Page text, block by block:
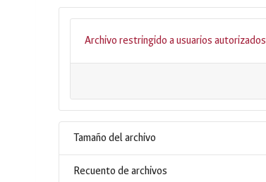
Archivo restringido a usuarios autorizados
Tamaño del archivo
Recuento de archivos